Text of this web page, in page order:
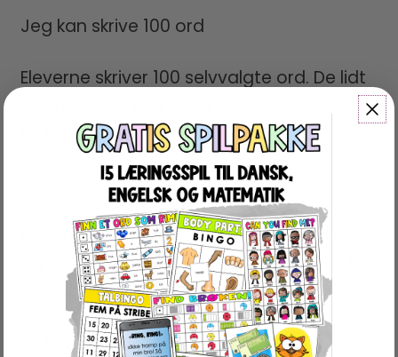
Jeg kan skrive 100 ord
Eleverne skriver 100 selvvalgte ord. De lidt
ældre elever kan få en tidsbegrænsning
(100 sek).
På 100 sekunder
Eleverne skal udføre forskellige aktiviteter
og se hvor mange de kan nå i løbet af 100
sekunder
Spil; Først til 100